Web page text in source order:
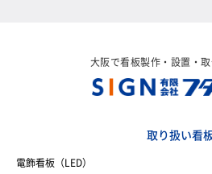
大阪で看板製作・設置・
取り扱い看
電飾看板（LED）